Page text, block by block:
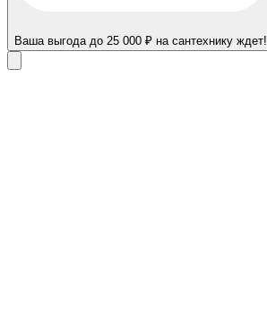
Ваша выгода до 25 000 ₽ на сантехнику ждет!